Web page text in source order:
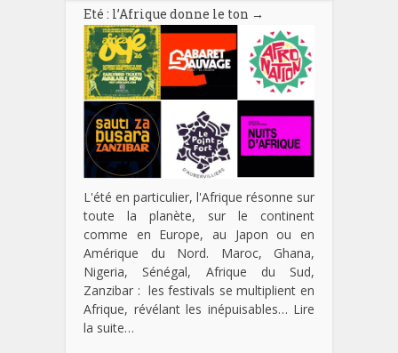
Eté : l’Afrique donne le ton →
L'été en particulier, l'Afrique résonne sur
toute la planète, sur le continent
comme en Europe, au Japon ou en
Amérique du Nord. Maroc, Ghana,
Nigeria, Sénégal, Afrique du Sud,
Zanzibar : les festivals se multiplient en
Afrique, révélant les inépuisables… Lire
la suite…